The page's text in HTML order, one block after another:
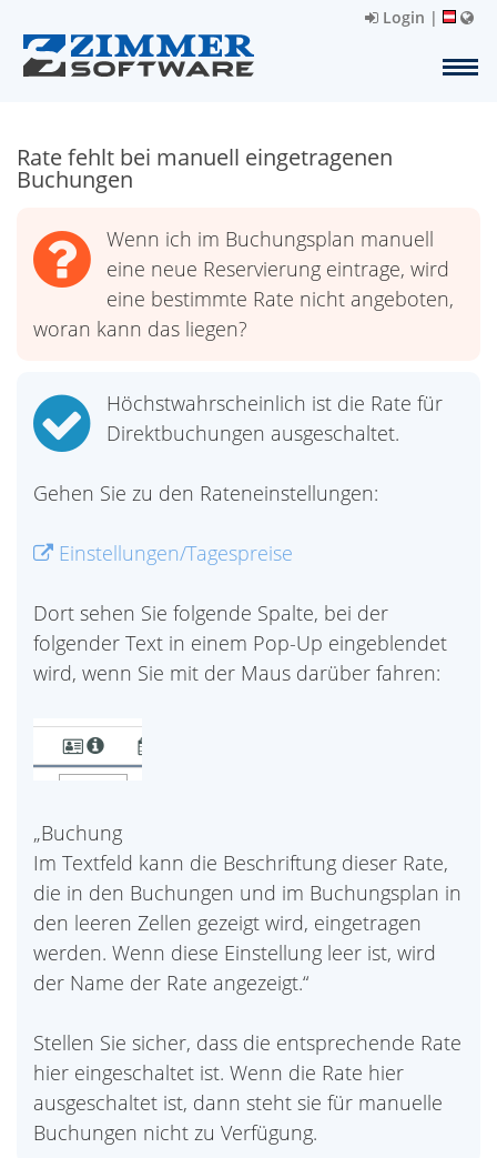
Login |
Rate fehlt bei manuell eingetragenen
Buchungen
Wenn ich im Buchungsplan manuell
eine neue Reservierung eintrage, wird
eine bestimmte Rate nicht angeboten,
woran kann das liegen?
Höchstwahrscheinlich ist die Rate für
Direktbuchungen ausgeschaltet.
Gehen Sie zu den Rateneinstellungen:
Einstellungen/Tagespreise
Dort sehen Sie folgende Spalte, bei der
folgender Text in einem Pop-Up eingeblendet
wird, wenn Sie mit der Maus darüber fahren:
„Buchung
Im Textfeld kann die Beschriftung dieser Rate,
die in den Buchungen und im Buchungsplan in
den leeren Zellen gezeigt wird, eingetragen
werden. Wenn diese Einstellung leer ist, wird
der Name der Rate angezeigt.“
Stellen Sie sicher, dass die entsprechende Rate
hier eingeschaltet ist. Wenn die Rate hier
ausgeschaltet ist, dann steht sie für manuelle
Buchungen nicht zu Verfügung.